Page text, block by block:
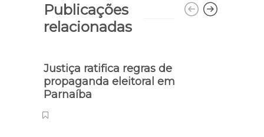
Publicações
relacionadas
Justiça ratifica regras de
propaganda eleitoral em
Parnaíba